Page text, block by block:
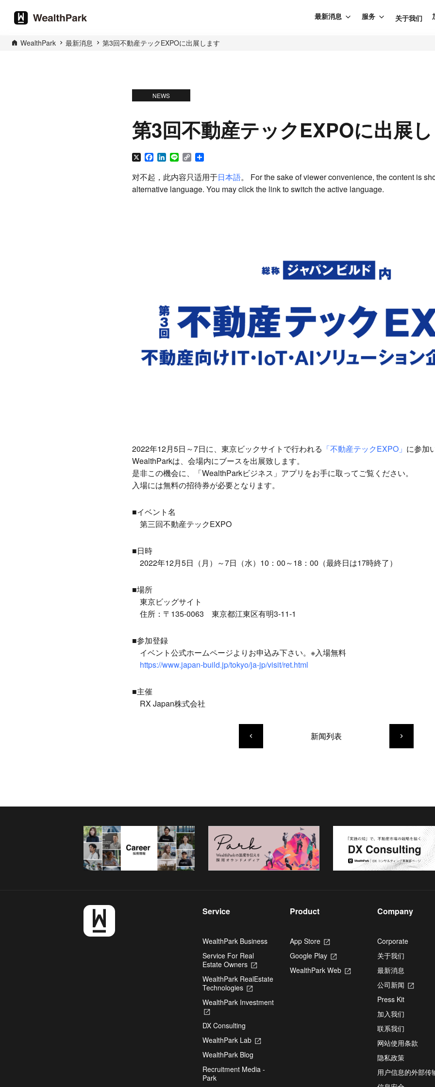
最新消息 服务 关于我们
WealthPark 最新消息 第3回不動産テックEXPOに出展します
NEWS
第3回不動産テックEXPOに出展
X Facebook
LinkedIn
Line Copy
对不起，此内容只适用于日本語。 For the sake of viewer convenience, the content is
alternative language. You may click the link to switch the active language.
2022年12月5日～7日に、東京ビックサイトで行われる 「不動産テックEXPO」 に参加
WealthParkは、会場内にブースを出展致します。
是非この機会に、「WealthParkビジネス」アプリをお手に取ってご覧ください。
入場には無料の招待券が必要となります。
■イベント名
第三回不動産テックEXPO
■日時
2022年12月5日（月）～7日（水）10：00～18：00（最終日は17時終了）
■場所
東京ビッグサイト
住所：〒135-0063 東京都江東区有明3-11-1
■参加登録
イベント公式ホームページよりお申込み下さい。※入場無料
https://www.japan-build.jp/tokyo/ja-jp/visit/ret.html
■主催
RX Japan株式会社
keyboard_arrow_left 新闻列表 keyboard_arrow_right
Service
WealthPark Business
Service For Real
Estate Owners
a
tab
WealthPark RealEstate
Technologies
a
WealthPark Investment
a
new
tab
DX Consulting
WealthPark Lab
WealthPark Blog
Recruitment Media -
Park
Product
App Store
a
new
tab
Google Play
a
WealthPark Web
Company
Corporate
关于我们
最新消息
公司新闻
Press Kit
加入我们
联系我们
网站使用条款
隐私政策
用户信息的外部传